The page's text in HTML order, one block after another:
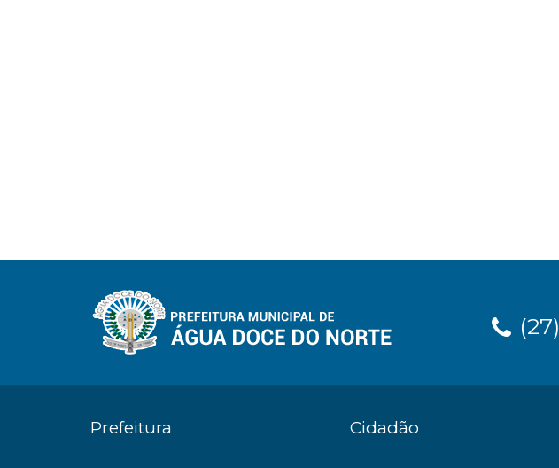
Prefeitura Cidadão